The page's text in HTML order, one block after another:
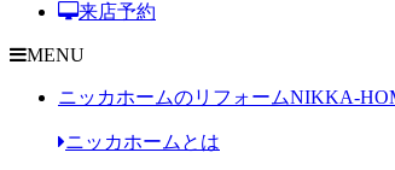
来店予約
MENU
ニッカホームのリフォームNIKKA-
ニッカホームとは